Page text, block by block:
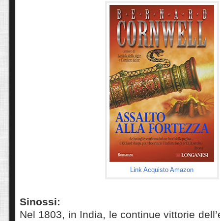
Link Acquisto Amazon
Sinossi:
Nel 1803, in India, le continue vittorie